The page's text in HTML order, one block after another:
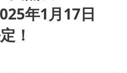
年1月17日
！